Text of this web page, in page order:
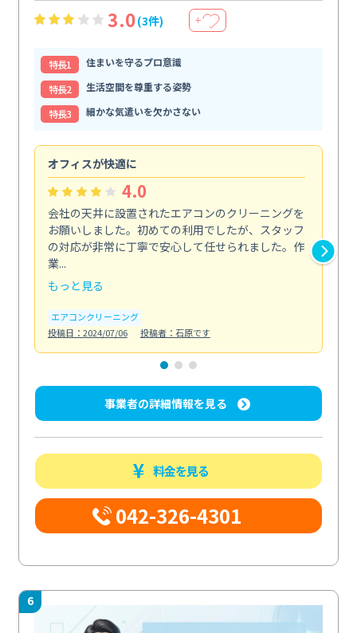
3.0(3件) ＋
特⻑1
住まいを守るプロ意識
特⻑2
生活空間を尊重する姿勢
特⻑3
細かな気遣いを欠かさない
オフィスが快適に
4.0
会社の天井に設置されたエアコンのクリーニングを
お願いしました。初めての利用でしたが、スタッフ
の対応が非常に丁寧で安心して任せられました。作
業...
もっと見る
エアコンクリーニング
投稿日：2024/07/06
投稿者：石原です
事業者の詳細情報を見る
料金を見る
042-326-4301
6